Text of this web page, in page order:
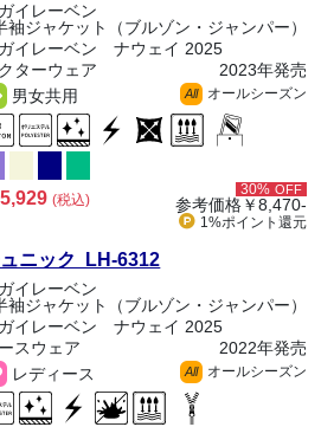
イレーベン
袖ジャケット（ブルゾン・ジャンパー）
イレーベン ナウェイ 2025
ターウェア
2023年発売
男女共用
All オールシーズン
5,929(税込)
30% OFF
参考価格￥8,470-
1%ポイント 還元
ニック LH-6312
イレーベン
袖ジャケット（ブルゾン・ジャンパー）
イレーベン ナウェイ 2025
スウェア
2022年発売
レディース
All オールシーズン